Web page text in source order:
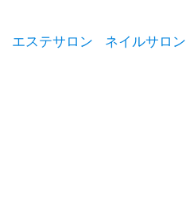
エステサロン ネイルサロン